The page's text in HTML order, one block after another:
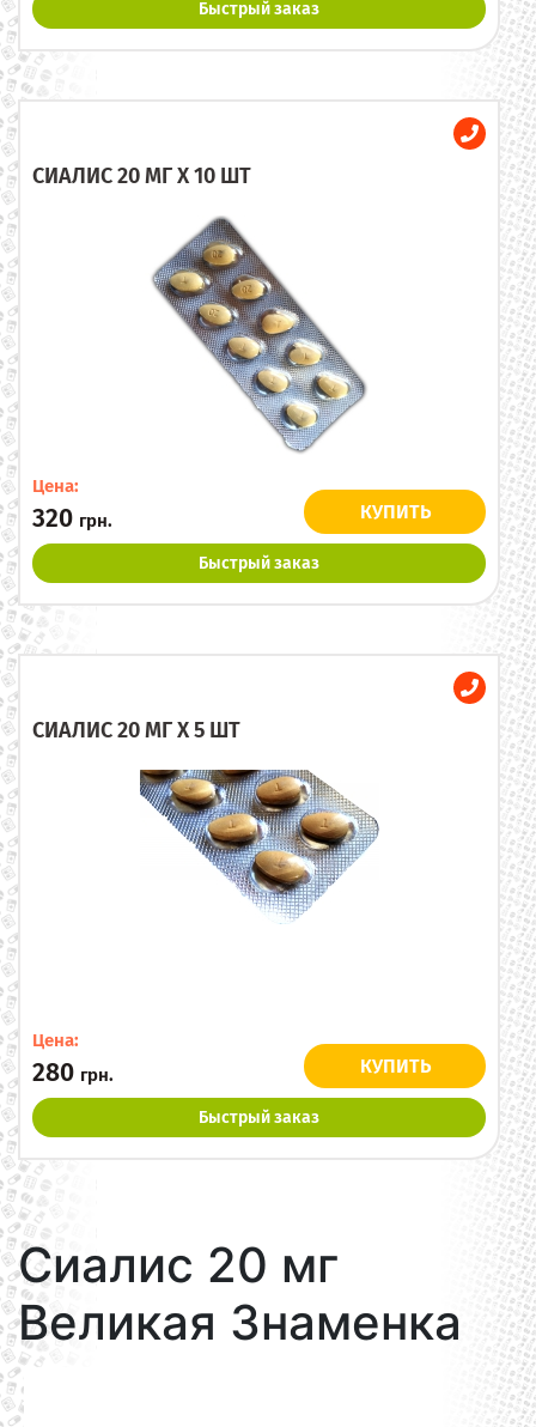
Быстрый заказ
СИАЛИС 20 МГ X 10 ШТ
Цена:
320 грн. КУПИТЬ
Быстрый заказ
СИАЛИС 20 МГ X 5 ШТ
Цена:
280 грн. КУПИТЬ
Быстрый заказ
Сиалис 20 мг
Великая Знаменка